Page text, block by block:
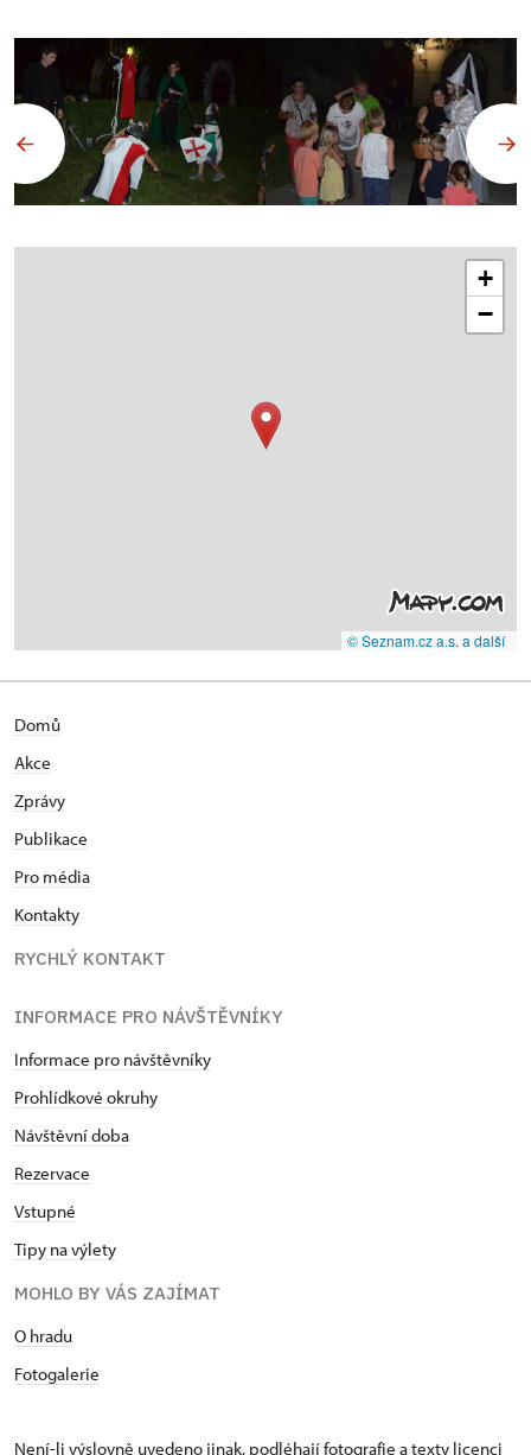
+
−
© Seznam.cz a.s. a další
Domů
Akce
Zprávy
Publikace
Pro média
Kontakty
RYCHLÝ KONTAKT
INFORMACE PRO NÁVŠTĚVNÍKY
Informace pro návštěvníky
Prohlídkové okruhy
Návštěvní doba
Rezervace
Vstupné
Tipy na výlety
MOHLO BY VÁS ZAJÍMAT
O hradu
Fotogalerie
Není-li výslovně uvedeno jinak, podléhají fotografie a texty licenci